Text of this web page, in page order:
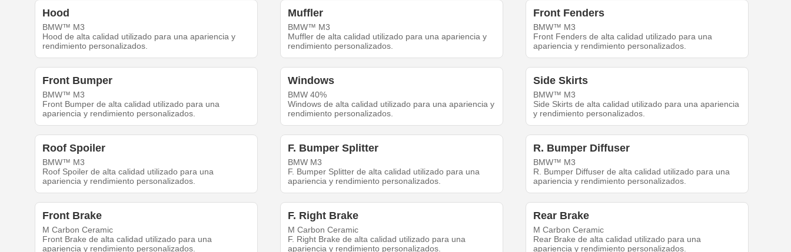
Hood
BMW™ M3
Hood de alta calidad utilizado para una apariencia y
rendimiento personalizados.
Muffler
BMW™ M3
Muffler de alta calidad utilizado para una apariencia y
rendimiento personalizados.
Front Fenders
BMW™ M3
Front Fenders de alta calidad utilizado para una
apariencia y rendimiento personalizados.
Front Bumper
BMW™ M3
Front Bumper de alta calidad utilizado para una
apariencia y rendimiento personalizados.
Windows
BMW 40%
Windows de alta calidad utilizado para una apariencia y
rendimiento personalizados.
Side Skirts
BMW™ M3
Side Skirts de alta calidad utilizado para una apariencia
y rendimiento personalizados.
Roof Spoiler
BMW™ M3
Roof Spoiler de alta calidad utilizado para una
apariencia y rendimiento personalizados.
F. Bumper Splitter
BMW M3
F. Bumper Splitter de alta calidad utilizado para una
apariencia y rendimiento personalizados.
R. Bumper Diffuser
BMW™ M3
R. Bumper Diffuser de alta calidad utilizado para una
apariencia y rendimiento personalizados.
Front Brake
M Carbon Ceramic
Front Brake de alta calidad utilizado para una
apariencia y rendimiento personalizados.
F. Right Brake
M Carbon Ceramic
F. Right Brake de alta calidad utilizado para una
apariencia y rendimiento personalizados.
Rear Brake
M Carbon Ceramic
Rear Brake de alta calidad utilizado para una
apariencia y rendimiento personalizados.